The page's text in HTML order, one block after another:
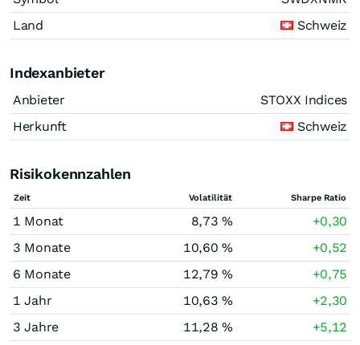
Land
Schweiz
Indexanbieter
Anbieter
STOXX Indices
Herkunft
Schweiz
Risikokennzahlen
Zeit Volatilität Sharpe Ratio
1 Monat 8,73 %
+0,30
3 Monate
10,60 %
+0,52
6 Monate
12,79 %
+0,75
1 Jahr
10,63 %
+2,30
3 Jahre
11,28 %
+5,12